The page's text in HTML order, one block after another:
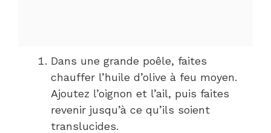
Dans une grande poêle, faites
chauffer l’huile d’olive à feu moyen.
Ajoutez l’oignon et l’ail, puis faites
revenir jusqu’à ce qu’ils soient
translucides.